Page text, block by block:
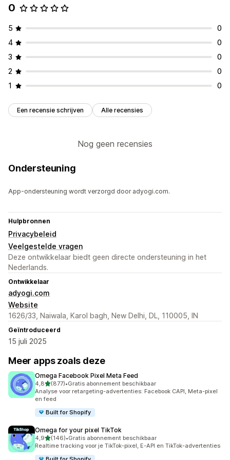
0
5
0
4
0
3
0
2
0
1
0
Een recensie schrijven Alle recensies
Nog geen recensies
Ondersteuning
App-ondersteuning wordt verzorgd door adyogi.com.
Hulpbronnen
Privacybeleid
Veelgestelde vragen
Deze ontwikkelaar biedt geen directe ondersteuning in het
Nederlands.
Ontwikkelaar
adyogi.com
Website
1626/33, Naiwala, Karol bagh, New Delhi, DL, 110005, IN
Geïntroduceerd
15 juli 2025
Meer apps zoals deze
Omega Facebook Pixel Meta Feed
4,8van 5 sterren
(877)
877 recensies in totaal
•Gratis abonnement beschikbaar
Analyse voor retargeting-advertenties: Facebook CAPI, Meta-pixel
en feed
Built for Shopify
Omega for your pixel TikTok
4,9van 5 sterren
(146)
146 recensies in totaal
•Gratis abonnement beschikbaar
Realtime tracking voor je TikTok-pixel, E-API en TikTok-advertenties